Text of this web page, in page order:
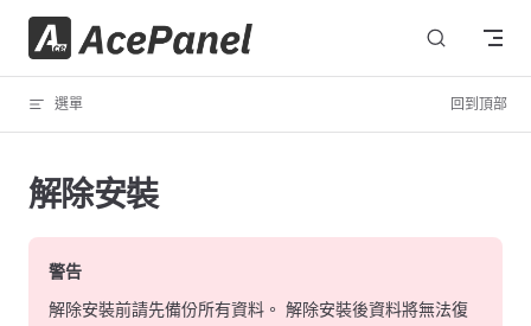
跳轉到內容
選單 回到頂部
解除安裝
警告
解除安裝前請先備份所有資料。 解除安裝後資料將無法復